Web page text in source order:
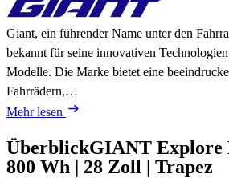
Giant, ein führender Name unter den
bekannt für seine innovativen
Modelle. Die Marke bietet eine
Fahrrädern,…
Mehr lesen
ÜberblickGIANT Explore
800 Wh | 28 Zoll | Trapez